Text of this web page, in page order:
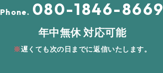
Phone. 080-1846-8669
年中無休 対応可能
遅くても次の日までに返信いたします。